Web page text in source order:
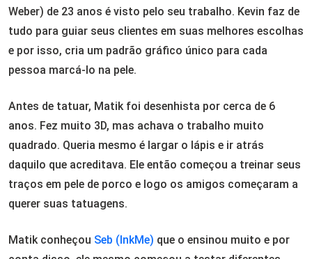
Weber) de 23 anos é visto pelo seu trabalho. Kevin faz de
tudo para guiar seus clientes em suas melhores escolhas
e por isso, cria um padrão gráfico único para cada
pessoa marcá-lo na pele.
Antes de tatuar, Matik foi desenhista por cerca de 6
anos. Fez muito 3D, mas achava o trabalho muito
quadrado. Queria mesmo é largar o lápis e ir atrás
daquilo que acreditava. Ele então começou a treinar seus
traços em pele de porco e logo os amigos começaram a
querer suas tatuagens.
Matik conheçou Seb (InkMe) que o ensinou muito e por